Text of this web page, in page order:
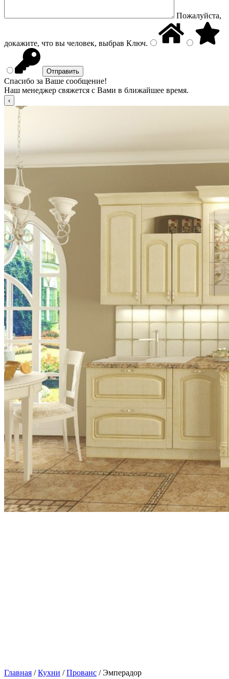
Пожалуйста,
докажите, что вы человек, выбрав Ключ.
Спасибо за Ваше сообщение!
Наш менеджер свяжется с Вами в ближайшее время.
Главная /Кухни /Прованс / Эмперадор